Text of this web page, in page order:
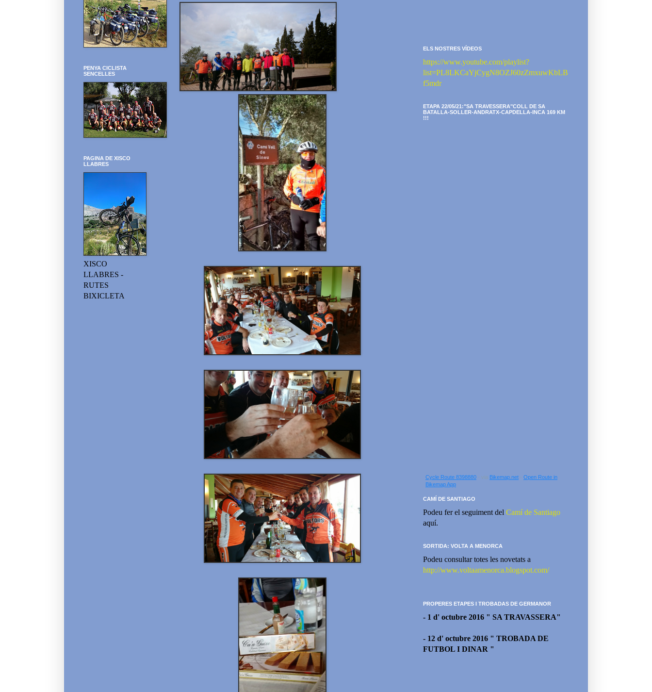
PENYA CICLISTA
SENCELLES
PAGINA DE XISCO
LLABRES
XISCO
LLABRES -
RUTES
BIXICLETA
ELS NOSTRES VÍDEOS
https://www.youtube.com/playlist?
list=PL8LKCaYjCygN8OZJ60zZmxuwKbLB
f5mdr
ETAPA 22/05/21:"SA TRAVESSERA"COLL DE SA
BATALLA-SOLLER-ANDRATX-CAPDELLA-INCA 169 KM
!!!
Cycle Route 8398880 - via Bikemap.net - Open Route in
Bikemap App
CAMÍ DE SANTIAGO
Podeu fer el seguiment del Camí de Santiago
aquí.
SORTIDA: VOLTA A MENORCA
Podeu consultar totes les novetats a
http://www.voltaamenorca.blogspot.com/
PROPERES ETAPES I TROBADAS DE GERMANOR
- 1 d' octubre 2016 " SA TRAVASSERA"
- 12 d' octubre 2016 " TROBADA DE
FUTBOL I DINAR "